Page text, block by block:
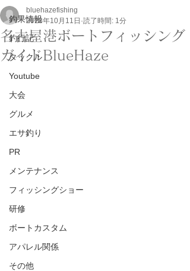
釣果情報
釣行記
タックル
Youtube
大会
グルメ
エサ釣り
PR
メンテナンス
フィッシングショー
研修
ボートカスタム
アパレル関係
その他
名古屋港ボートフィッシング
ガイドBlueHaze
bluehazefishing
2023年10月11日 読了時間: 1分